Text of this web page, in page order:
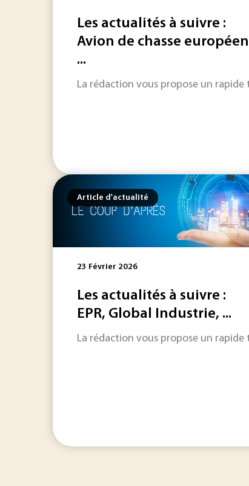
Les actualités à suivre :
Avion de chasse
...
La rédaction vous propose un
Article d'actualité
23 Février 2026
Les actualités à suivre :
EPR, Global Industrie, ...
La rédaction vous propose un